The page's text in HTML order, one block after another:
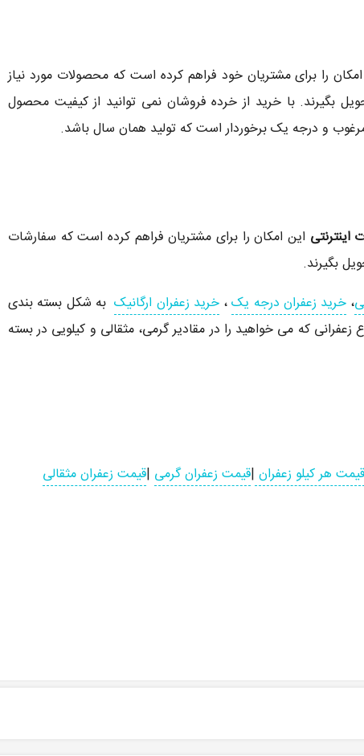
را برای مشتریان خود فراهم کرده است که محصولات مورد نیاز
بگیرند. با خرید از خرده فروشان نمی توانید از کیفیت محصول
و درجه یک برخوردار است که تولید همان سال باشد.
این امکان را برای مشتریان فراهم کرده است که سفارشات
بگیرند.
، خرید زعفران درجه یک،خرید زعفران ارگانیکبه شکل بسته بندی
که می خواهید را در مقادیر گرمی، مثقالی و کیلویی در بسته
قیمت هر کیلو زعفران |قیمت زعفران گرمی |قیمت زعفران مثقالی